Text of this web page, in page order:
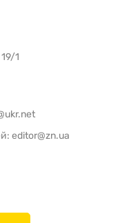
1
editor@zn.ua